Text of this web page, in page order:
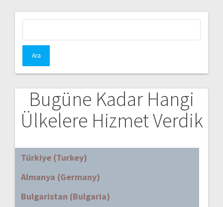
Bugüne Kadar Hangi
Ülkelere Hizmet Verdik
Türkiye (Turkey)
Almanya (Germany)
Bulgaristan (Bulgaria)